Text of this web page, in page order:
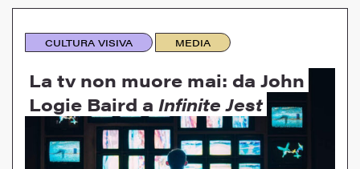
CULTURA VISIVA MEDIA
La tv non muore mai: da John
Logie Baird a Infinite Jest